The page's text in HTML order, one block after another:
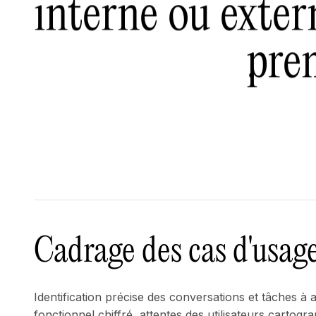
interne ou
.
Cadrage des cas
Identification précise des conversations et tâches à